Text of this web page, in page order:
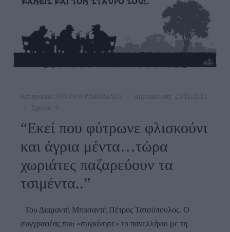
Κατηγορία: ΧΡΟΝΟΓΡΑΦΗΜΑΤΑ
Δημοσίευση: 23/11/2013
Σχόλια: 0
“Εκεί που φύτρωνε φλισκούνι
και άγρια μέντα…τώρα
χωριάτες παζαρεύουν τα
τσιμέντα..”
Του Διαμαντή Μπασαντή Πέτρος Τατσόπουλος. Ο
συγγραφέας που «συγκίνησε» το πανελλήνιο με τη